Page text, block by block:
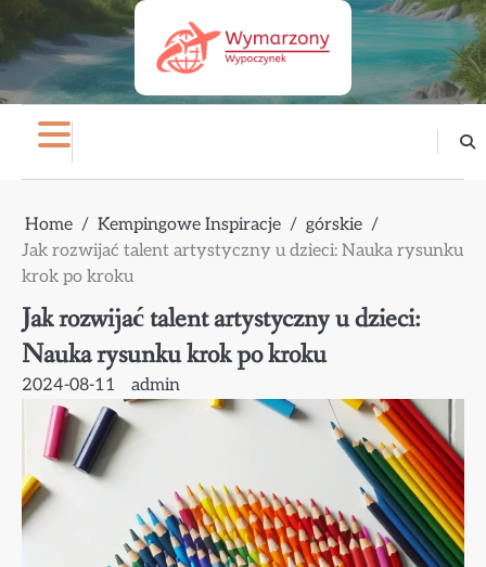
content
Home Kempingowe Inspiracje
górskie
Jak rozwijać talent artystyczny u dzieci: Nauka rysunku
krok po kroku
Jak rozwijać talent artystyczny u dzieci:
Nauka rysunku krok po kroku
2024-08-11 admin